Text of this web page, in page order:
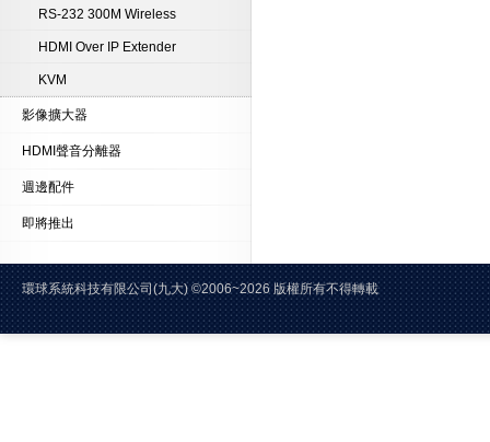
RS-232 300M Wireless
HDMI Over IP Extender
KVM
影像擴大器
HDMI聲音分離器
週邊配件
即將推出
環球系統科技有限公司(九大) ©2006~2026 版權所有不得轉載
電話:02-